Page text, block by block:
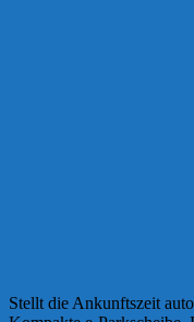
Stellt die Ankunftszeit